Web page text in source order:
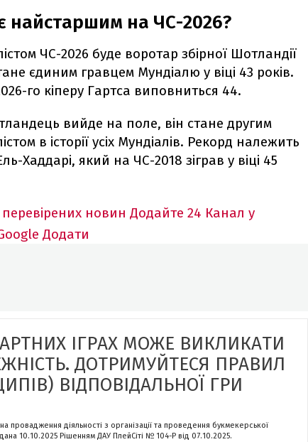
найстаршим на ЧС-2026?
ЧС-2026 буде воротар збірної Шотландії
єдиним гравцем Мундіалю у віці 43 років.
го кіперу Гартса виповниться 44.
вийде на поле, він стане другим
в історії усіх Мундіалів. Рекорд належить
Хаддарі, який на ЧС-2018 зіграв у віці 45
новин Додайте 24 Канал у
Додати
ІГРАХ МОЖЕ ВИКЛИКАТИ
ДОТРИМУЙТЕСЯ ПРАВИЛ
ВІДПОВІДАЛЬНОЇ ГРИ
провадження діяльності з організації та проведення букмекерської
10.10.2025 Рішенням ДАУ ПлейСіті № 104-P від 07.10.2025.